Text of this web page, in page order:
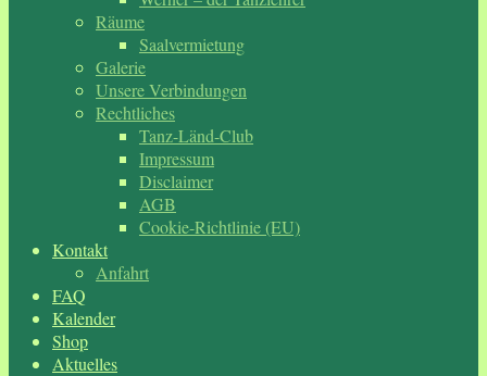
Räume
Saalvermietung
Galerie
Unsere Verbindungen
Rechtliches
Tanz-Länd-Club
Impressum
Disclaimer
AGB
Cookie-Richtlinie (EU)
Kontakt
Anfahrt
FAQ
Kalender
Shop
Aktuelles